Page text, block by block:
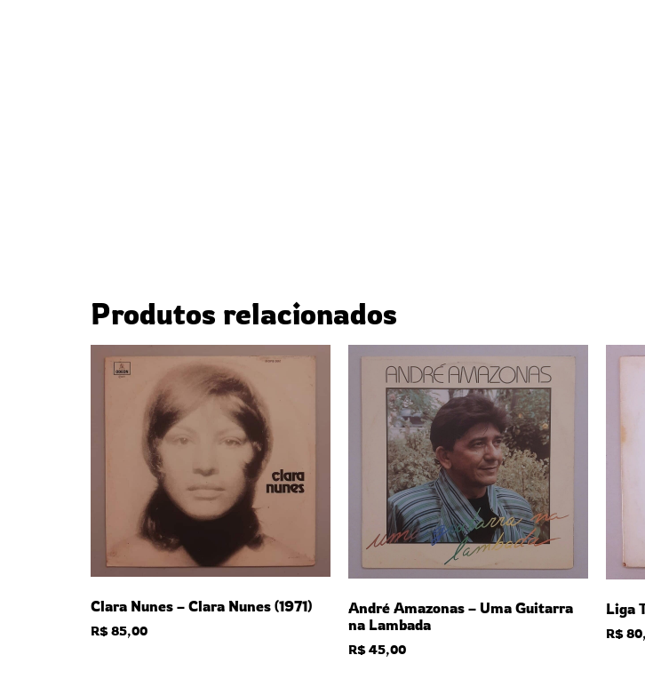
Produtos relacionados
Clara Nunes – Clara Nunes (1971)
R$85,00
André Amazonas – Uma Guitarra
na Lambada
R$45,00
Liga
R$